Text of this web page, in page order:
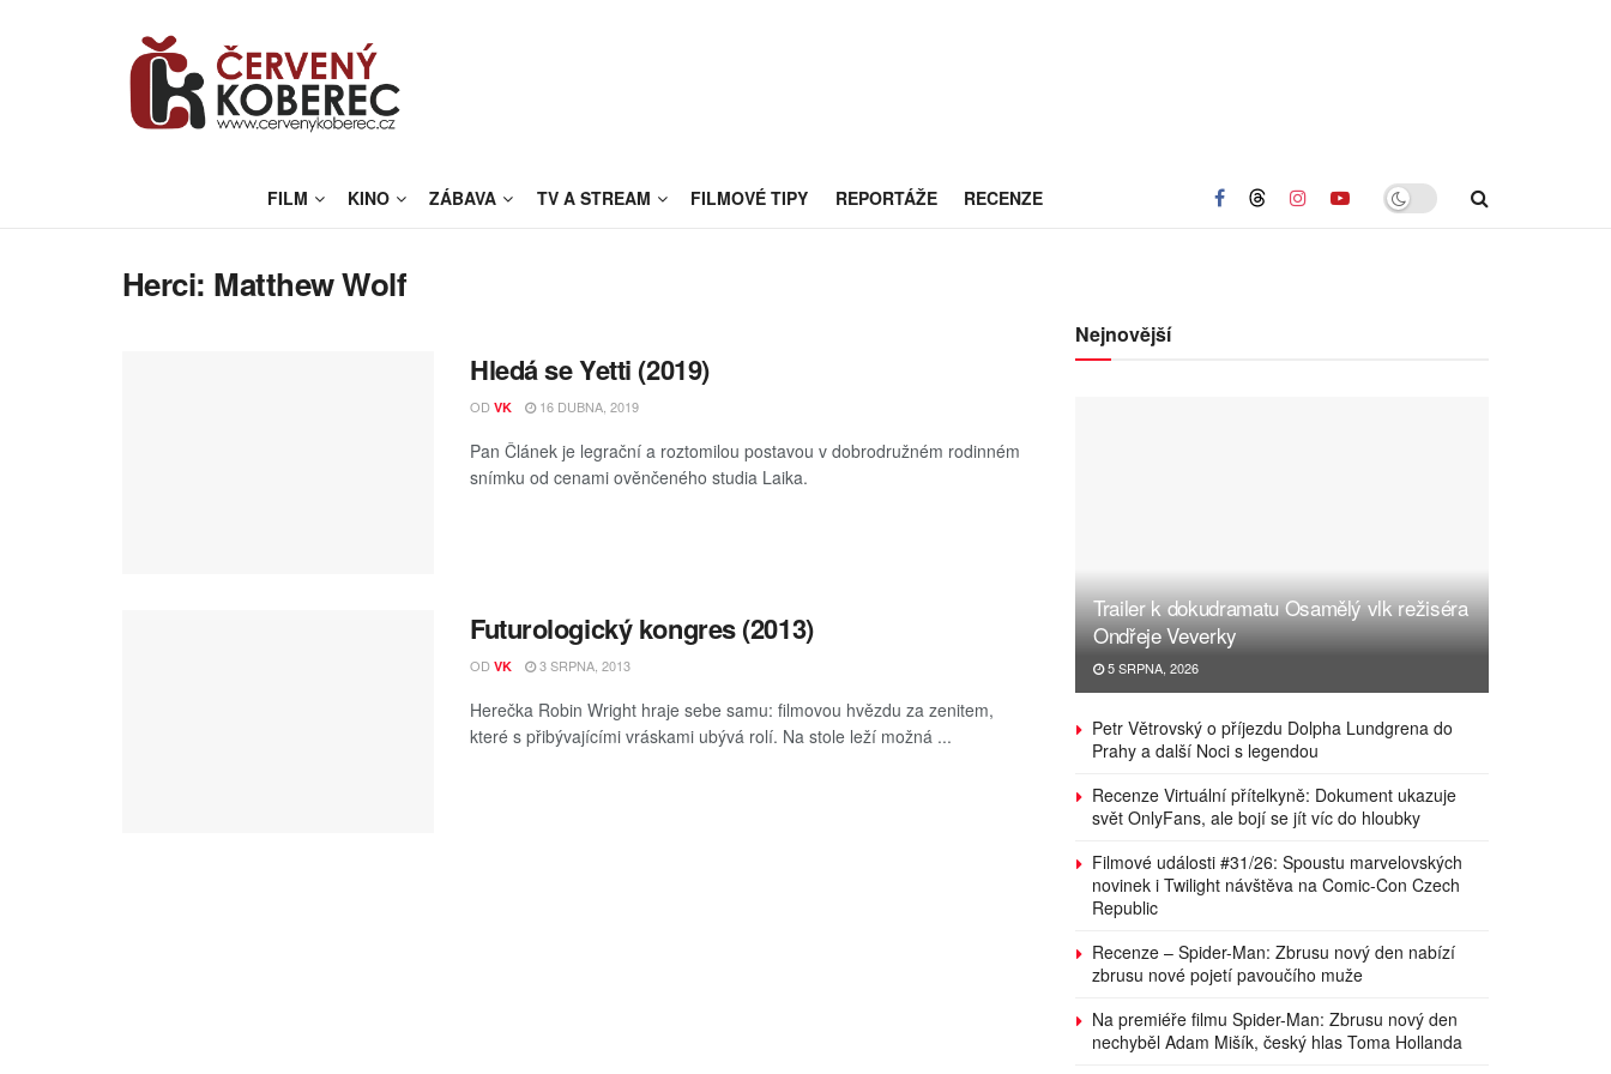
FILM KINO ZÁBAVA TV A STREAM FILMOVÉ TIPY REPORTÁŽE RECENZE
Herci: Matthew Wolf
Hledá se Yetti (2019)
OD VK 16 DUBNA, 2019
Pan Článek je legrační a roztomilou postavou v dobrodružném rodinném
snímku od cenami ověnčeného studia Laika.
Futurologický kongres (2013)
OD VK 3 SRPNA, 2013
Herečka Robin Wright hraje sebe samu: filmovou hvězdu za zenitem,
které s přibývajícími vráskami ubývá rolí. Na stole leží možná ...
Nejnovější
Trailer k dokudramatu Osamělý vlk režiséra
Ondřeje Veverky
5 SRPNA, 2026
Petr Větrovský o příjezdu Dolpha Lundgrena do
Prahy a další Noci s legendou
Recenze Virtuální přítelkyně: Dokument ukazuje
svět OnlyFans, ale bojí se jít víc do hloubky
Filmové události #31/26: Spoustu marvelovských
novinek i Twilight návštěva na Comic-Con Czech
Republic
Recenze – Spider-Man: Zbrusu nový den nabízí
zbrusu nové pojetí pavoučího muže
Na premiéře filmu Spider-Man: Zbrusu nový den
nechyběl Adam Mišík, český hlas Toma Hollanda